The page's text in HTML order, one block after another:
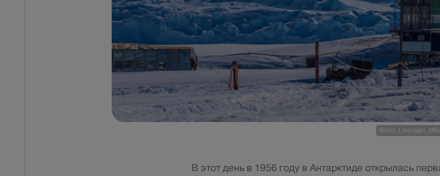
Фото: t.me/
В этот день в 1956 году в Антарктиде открылась